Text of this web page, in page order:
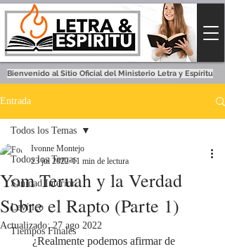
Bienvenido al Sitio Oficial del Ministerio Letra y Espíritu
Entrada
Todos los Temas
Sanidad Interior
Levítico
Tiempos Finales
Todos los Temas
Yom Teruah y la Verdad
Sobre el Rapto (Parte 1)
Ivonne Montejo
23 jul 2022 11 min de lectura
Actualizado:27 ago 2022